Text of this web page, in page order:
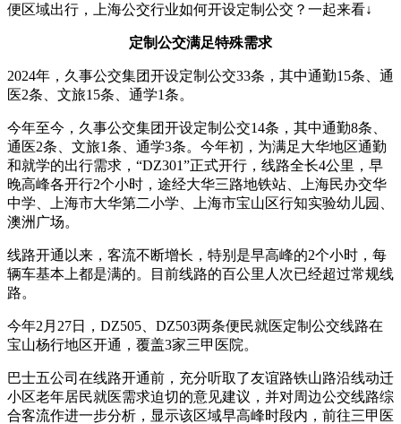
便区域出行，上海公交行业如何开设定制公交？一起来看↓
定制公交满足特殊需求
2024年，久事公交集团开设定制公交33条，其中通勤15条、通
医2条、文旅15条、通学1条。
今年至今，久事公交集团开设定制公交14条，其中通勤8条、
通医2条、文旅1条、通学3条。今年初，为满足大华地区通勤
和就学的出行需求，“DZ301”正式开行，线路全长4公里，早
晚高峰各开行2个小时，途经大华三路地铁站、上海民办交华
中学、上海市大华第二小学、上海市宝山区行知实验幼儿园、
澳洲广场。
线路开通以来，客流不断增长，特别是早高峰的2个小时，每
辆车基本上都是满的。目前线路的百公里人次已经超过常规线
路。
今年2月27日，DZ505、DZ503两条便民就医定制公交线路在
宝山杨行地区开通，覆盖3家三甲医院。
巴士五公司在线路开通前，充分听取了友谊路铁山路沿线动迁
小区老年居民就医需求迫切的意见建议，并对周边公交线路综
合客流作进一步分析，显示该区域早高峰时段内，前往三甲医